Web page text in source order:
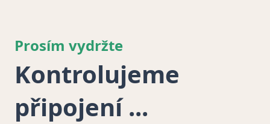
Prosím vydržte
Kontrolujeme
připojení